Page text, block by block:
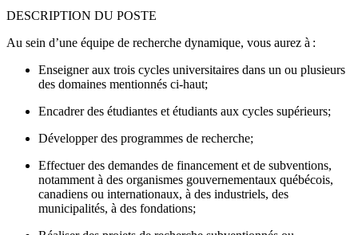
DESCRIPTION DU POSTE
Au sein d’une équipe de recherche dynamique, vous aurez à :
Enseigner aux trois cycles universitaires dans un ou plusieurs
des domaines mentionnés ci-haut;
Encadrer des étudiantes et étudiants aux cycles supérieurs;
Développer des programmes de recherche;
Effectuer des demandes de financement et de subventions,
notamment à des organismes gouvernementaux québécois,
canadiens ou internationaux, à des industriels, des
municipalités, à des fondations;